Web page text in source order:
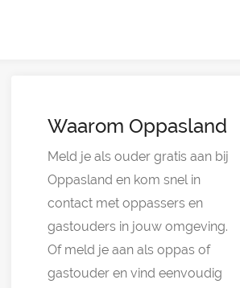
Waarom Oppasland
Meld je als ouder gratis aan bij
Oppasland en kom snel in
contact met oppassers en
gastouders in jouw omgeving.
Of meld je aan als oppas of
gastouder en vind eenvoudig